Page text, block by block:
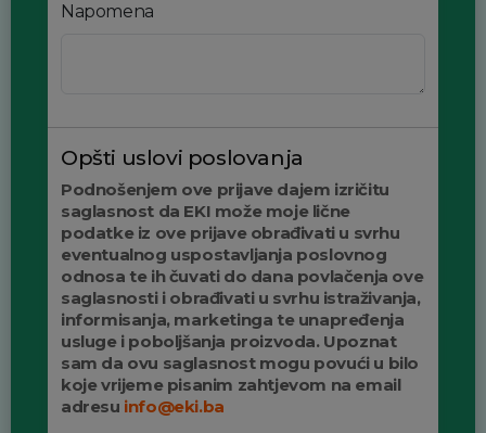
Napomena
Opšti uslovi poslovanja
Podnošenjem ove prijave dajem izričitu
saglasnost da EKI može moje lične
podatke iz ove prijave obrađivati u svrhu
eventualnog uspostavljanja poslovnog
odnosa te ih čuvati do dana povlačenja ove
saglasnosti i obrađivati u svrhu istraživanja,
informisanja, marketinga te unapređenja
usluge i poboljšanja proizvoda. Upoznat
sam da ovu saglasnost mogu povući u bilo
koje vrijeme pisanim zahtjevom na email
adresu info@eki.ba